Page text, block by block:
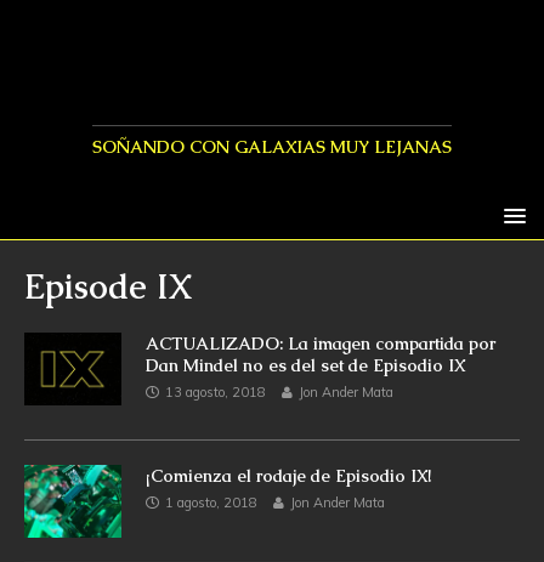
SOÑANDO CON GALAXIAS MUY LEJANAS
Episode IX
ACTUALIZADO: La imagen compartida por
Dan Mindel no es del set de Episodio IX
13 agosto, 2018 Jon Ander Mata
¡Comienza el rodaje de Episodio IX!
1 agosto, 2018 Jon Ander Mata